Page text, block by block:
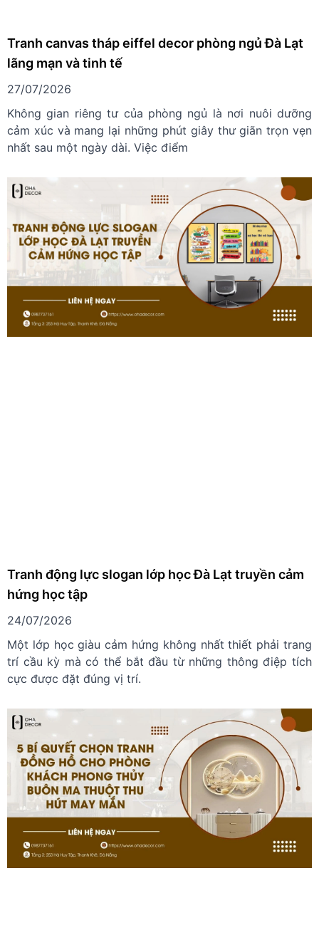
Tranh canvas tháp eiffel decor phòng ngủ Đà Lạt
lãng mạn và tinh tế
27/07/2026
Không gian riêng tư của phòng ngủ là nơi nuôi dưỡng
cảm xúc và mang lại những phút giây thư giãn trọn vẹn
nhất sau một ngày dài. Việc điểm
Tranh động lực slogan lớp học Đà Lạt truyền cảm
hứng học tập
24/07/2026
Một lớp học giàu cảm hứng không nhất thiết phải trang
trí cầu kỳ mà có thể bắt đầu từ những thông điệp tích
cực được đặt đúng vị trí.